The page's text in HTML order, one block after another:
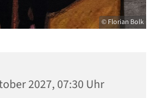
© Florian Bolk
2027, 07:30 Uhr